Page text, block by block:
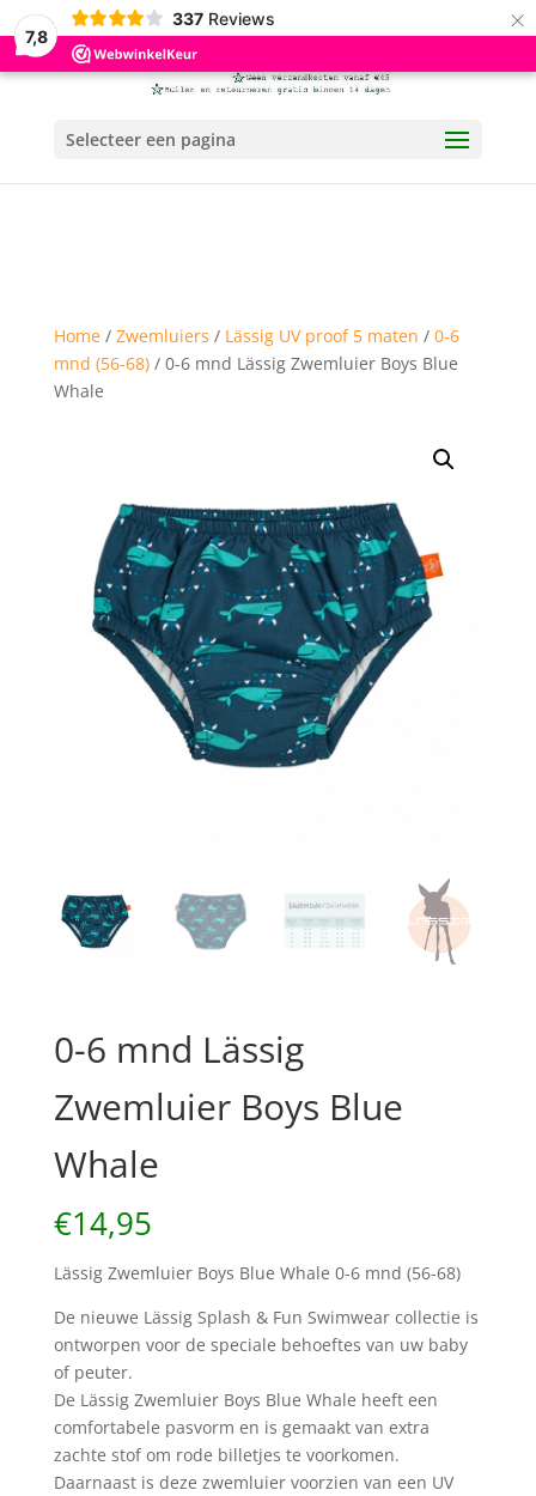
7,8
337 Reviews ×
Selecteer een pagina
Home/ Zwemluiers / Lässig UV proof 5 maten / 0-6
mnd (56-68)/ 0-6 mnd Lässig Zwemluier Boys Blue
Whale
0-6 mnd Lässig
Zwemluier Boys Blue
Whale
€14,95
Lässig Zwemluier Boys Blue Whale 0-6 mnd (56-68)
De nieuwe Lässig Splash & Fun Swimwear collectie is
ontworpen voor de speciale behoeftes van uw baby
of peuter.
De Lässig Zwemluier Boys Blue Whale heeft een
comfortabele pasvorm en is gemaakt van extra
zachte stof om rode billetjes te voorkomen.
Daarnaast is deze zwemluier voorzien van een UV